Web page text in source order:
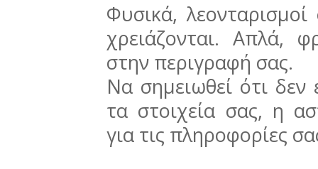
Φυσικά,
χρειάζονται. Απλά,
στην περιγραφή σας.
Να σημειωθεί ότι δεν
τα στοιχεία σας, η
για τις πληροφορίες